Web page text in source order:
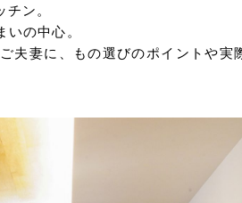
ン。
の中心。
夫妻に、もの選びのポイントや実